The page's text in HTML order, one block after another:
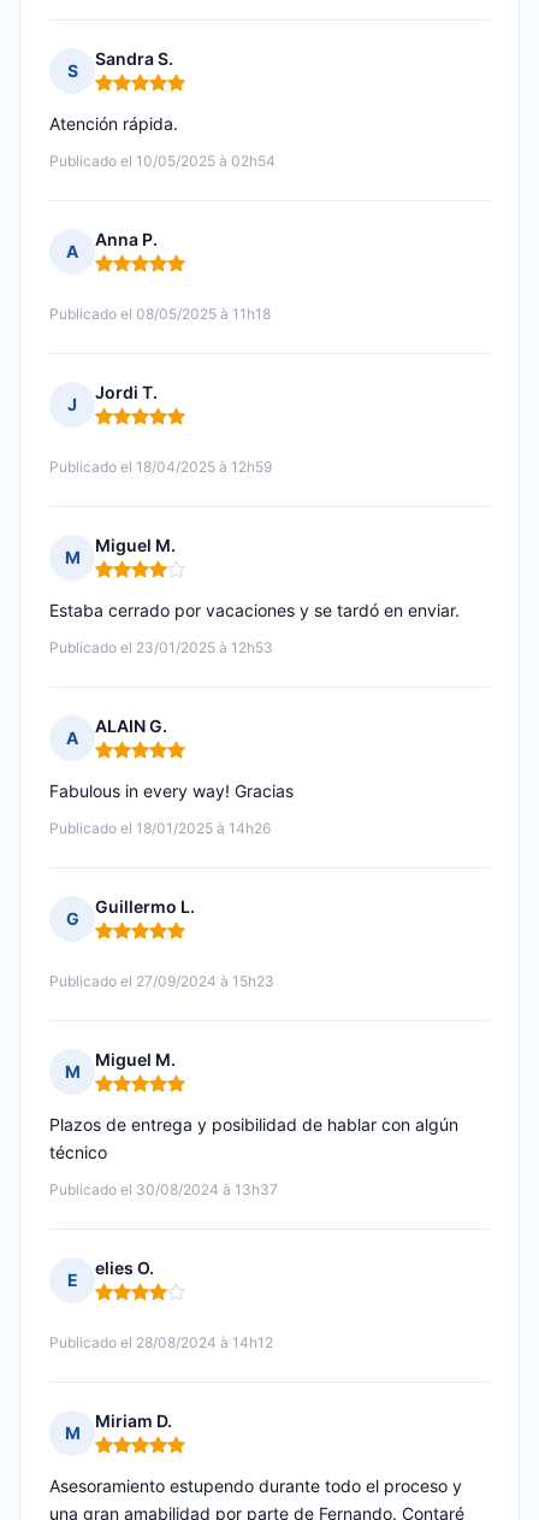
S
Sandra S.
Nota: 5 de 5
Publicado el 10/05/2025 à 02h54
Atención rápida.
A
Anna P.
Nota: 5 de 5
Publicado el 08/05/2025 à 11h18
J
Jordi T.
Nota: 5 de 5
Publicado el 18/04/2025 à 12h59
M
Miguel M.
Nota: 4 de 5
Publicado el 23/01/2025 à 12h53
Estaba cerrado por vacaciones y se tardó en enviar.
A
ALAIN G.
Nota: 5 de 5
Publicado el 18/01/2025 à 14h26
Fabulous in every way! Gracias
G
Guillermo L.
Nota: 5 de 5
Publicado el 27/09/2024 à 15h23
M
Miguel M.
Nota: 5 de 5
Publicado el 30/08/2024 à 13h37
Plazos de entrega y posibilidad de hablar con algún
técnico
E
elies O.
Nota: 4 de 5
Publicado el 28/08/2024 à 14h12
M
Miriam D.
Nota: 5 de 5
Asesoramiento estupendo durante todo el proceso y
una gran amabilidad por parte de Fernando. Contaré